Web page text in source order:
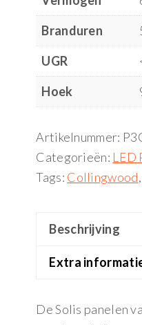
Branduren
UGR
Hoek
Artikelnummer:
Categorieën: LED
Tags: Collingwood
Beschrijving
Extra
De Solis panelen